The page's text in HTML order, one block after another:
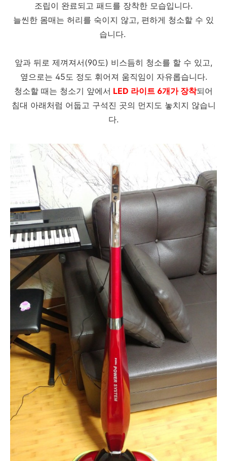
조립이 완료되고 패드를 장착한 모습입니다.
늘씬한 몸매는 허리를 숙이지 않고, 편하게 청소할 수 있
습니다.
앞과 뒤로 제껴져서(90도) 비스듬히 청소를 할 수 있고,
옆으로는 45도 정도 휘어져 움직임이 자유롭습니다.
청소할 때는 청소기 앞에서 LED 라이트 6개가 장착되어
침대 아래처럼 어둡고 구석진 곳의 먼지도 놓치지 않습니
다.